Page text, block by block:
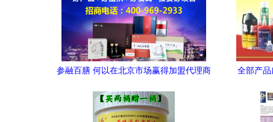
参融百膳 何以在北京市场赢得加盟代理商
全部产